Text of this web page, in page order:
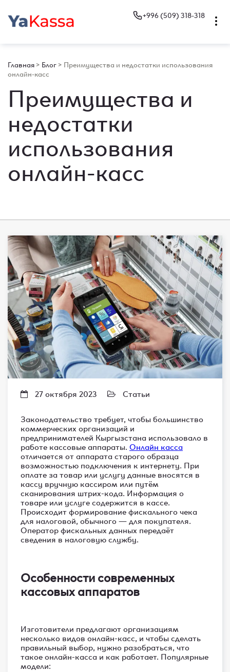
+996 (509) 318-318
Главная > Блог > Преимущества и недостатки использования
онлайн-касс
Преимущества и
недостатки
использования
онлайн-касс
27 октября 2023 Статьи
Законодательство требует, чтобы большинство
коммерческих организаций и
предпринимателей Кыргызстана использовало в
работе кассовые аппараты.Онлайн касса
отличается от аппарата старого образца
возможностью подключения к интернету. При
оплате за товар или услугу данные вносятся в
кассу вручную кассиром или путём
сканирования штрих-кода. Информация о
товаре или услуге содержится в кассе.
Происходит формирование фискального чека
для налоговой, обычного — для покупателя.
Оператор фискальных данных передаёт
сведения в налоговую службу.
Особенности современных
кассовых аппаратов
Изготовители предлагают организациям
несколько видов онлайн-касс, и чтобы сделать
правильный выбор, нужно разобраться, что
такое онлайн-касса и как работает. Популярные
модели: